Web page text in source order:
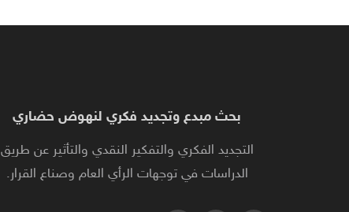
بحث مبدع وتجديد فكري لنهوض حضاري
التجديد الفكري والتفكير النقدي والتأثير عن طريق
الدراسات في توجهات الرأي العام وصناع القرار.